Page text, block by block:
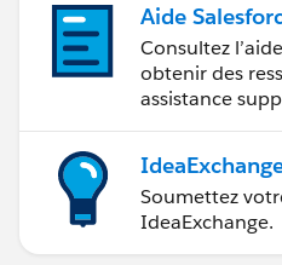
Aide
Consultez
obtenir des
assistance
Soumettez
IdeaExchange.